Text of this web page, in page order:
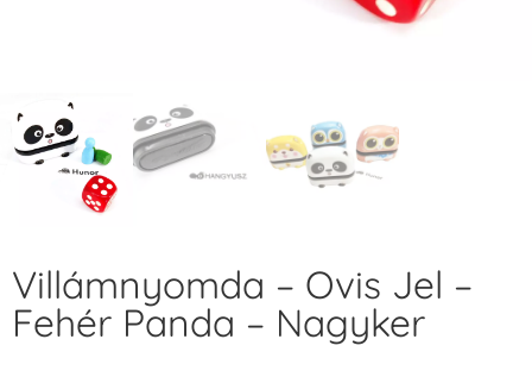
Villámnyomda – Ovis Jel –
Fehér Panda – Nagyker